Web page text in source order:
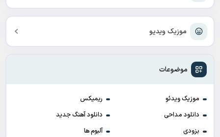
موزیک ویدیو
موضوعات
موزیک ویدئو
ریمیکس
دانلود مداحی
دانلود آهنگ جدید
بزودی
آلبوم ها